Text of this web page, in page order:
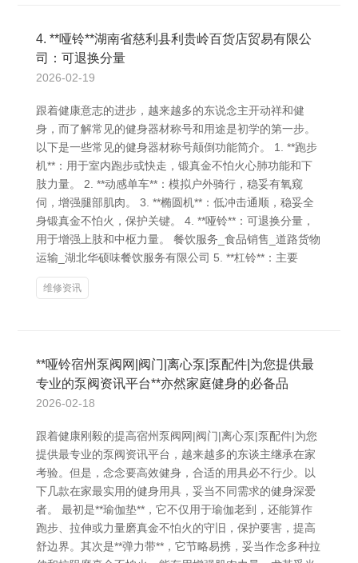
4. **哑铃**湖南省慈利县利贵岭百货店贸易有限公
司：可退换分量
2026-02-19
跟着健康意志的进步，越来越多的东说念主开动祥和健
身，而了解常见的健身器材称号和用途是初学的第一步。
以下是一些常见的健身器材称号颠倒功能简介。 1. **跑步
机**：用于室内跑步或快走，锻真金不怕火心肺功能和下
肢力量。 2. **动感单车**：模拟户外骑行，稳妥有氧窥
伺，增强腿部肌肉。 3. **椭圆机**：低冲击通顺，稳妥全
身锻真金不怕火，保护关键。 4. **哑铃**：可退换分量，
用于增强上肢和中枢力量。 餐饮服务_食品销售_道路货物
运输_湖北华硕味餐饮服务有限公司 5. **杠铃**：主要
维修资讯
**哑铃宿州泵阀网|阀门|离心泵|泵配件|为您提供最
专业的泵阀资讯平台**亦然家庭健身的必备品
2026-02-18
跟着健康刚毅的提高宿州泵阀网|阀门|离心泵|泵配件|为您
提供最专业的泵阀资讯平台，越来越多的东谈主继承在家
考验。但是，念念要高效健身，合适的用具必不行少。以
下几款在家最实用的健身用具，妥当不同需求的健身深爱
者。 最初是**瑜伽垫**，它不仅用于瑜伽老到，还能算作
跑步、拉伸或力量磨真金不怕火的守旧，保护要害，提高
舒边界。其次是**弹力带**，它节略易携，妥当作念多种拉